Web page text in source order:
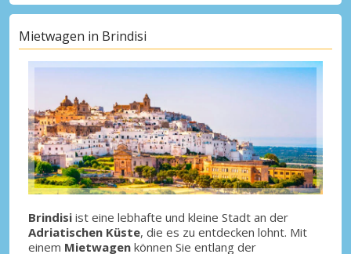
Mietwagen in Brindisi
Brindisi ist eine lebhafte und kleine Stadt an der
Adriatischen Küste, die es zu entdecken lohnt. Mit
einem Mietwagen können Sie entlang der